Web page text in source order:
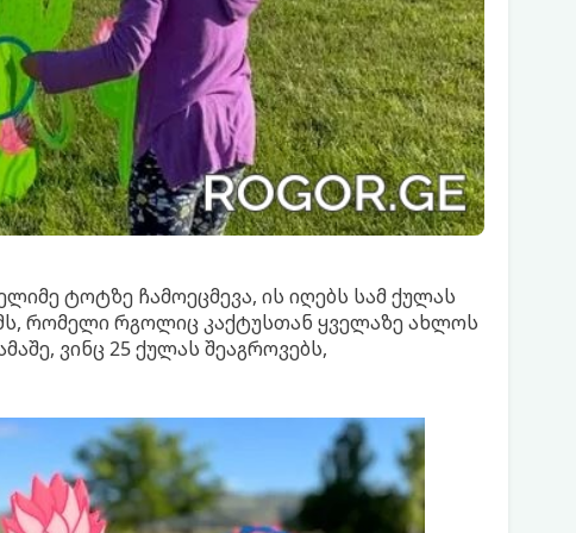
ტოტზე ჩამოეცმევა, ის იღებს სამ ქულას
რომელი რგოლიც კაქტუსთან ყველაზე ახლოს
ვინც 25 ქულას შეაგროვებს,